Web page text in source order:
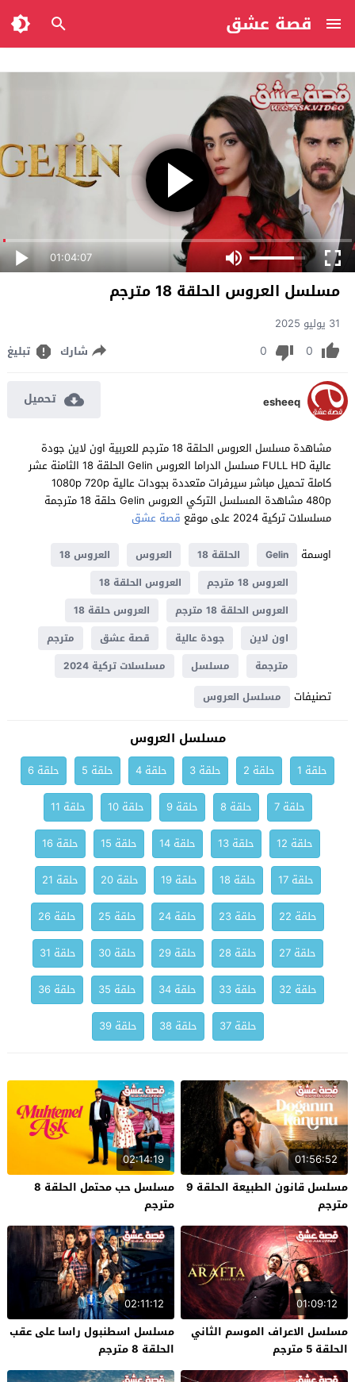
قصة عشق
01:04:07
مسلسل العروس الحلقة 18 مترجم
31 يوليو 2025
0
0 شارك تبليغ
esheeq تحميل
مشاهدة مسلسل العروس الحلقة 18 مترجم للعربية اون لاين جودة
عالية FULL HD مسلسل الدراما العروس Gelin الحلقة 18 الثامنة عشر
كاملة تحميل مباشر سيرفرات متعددة بجودات عالية 1080p 720p
480p مشاهدة المسلسل التركي العروس Gelin حلقة 18 مترجمة
مسلسلات تركية 2024 على موقع
قصة عشق
اوسمة
Gelin الحلقة 18 العروس
العروس 18
العروس 18 مترجم
العروس الحلقة 18
العروس الحلقة 18 مترجم
العروس حلقة 18
اون لاين
جودة عالية قصة عشق
مترجم
مترجمة
مسلسل مسلسلات تركية 2024
تصنيفات مسلسل العروس
مسلسل العروس
حلقة 1 حلقة 2 حلقة 3 حلقة 4 حلقة 5
حلقة 6
حلقة 7
حلقة 8 حلقة 9 حلقة 10
حلقة 11
حلقة 12
حلقة 13 حلقة 14 حلقة 15
حلقة 16
حلقة 17
حلقة 18 حلقة 19 حلقة 20
حلقة 21
حلقة 22
حلقة 23 حلقة 24 حلقة 25
حلقة 26
حلقة 27
حلقة 28 حلقة 29 حلقة 30
حلقة 31
حلقة 32
حلقة 33 حلقة 34 حلقة 35
حلقة 36
حلقة 37
حلقة 38 حلقة 39
01:56:52
مسلسل قانون الطبيعة الحلقة 9
مترجم
02:14:19
مسلسل حب محتمل الحلقة 8
مترجم
01:09:12
مسلسل الاعراف الموسم الثاني
الحلقة 5 مترجم
02:11:12
مسلسل اسطنبول راسا على عقب
الحلقة 8 مترجم